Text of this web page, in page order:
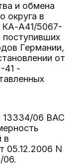
и обмена
округа в
КА-А41/5067-
Германии,
от
41 -
13334/06 ВАС
в
05.12.2006 N
06.